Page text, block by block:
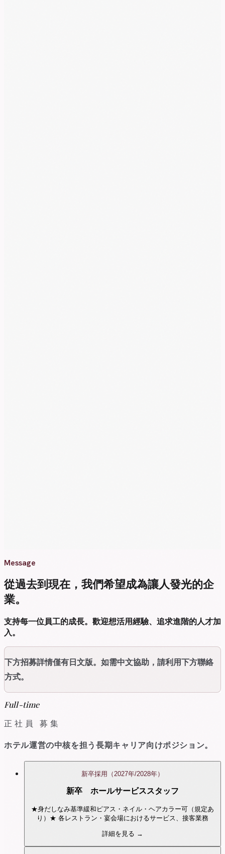
Message
從過去到現在，我們希望成為讓人發光的企
業。
支持每一位員工的成長。歡迎想活用經驗、追求進階的人才加
入。
下方招募詳情僅有日文版。如需中文協助，請利用下方聯絡
方式。
Full-time
正社員 募集
ホテル運営の中核を担う長期キャリア向けポジション。
新卒採用（2027年/2028年）
新卒 ホールサービススタッフ
★身だしなみ基準緩和ピアス・ネイル・ヘアカラー可（規定あ
り）★ 各レストラン・宴会場におけるサービス、接客業務
詳細を見る →